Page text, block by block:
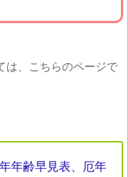
は、こちらのページで
年齢早見表、厄年